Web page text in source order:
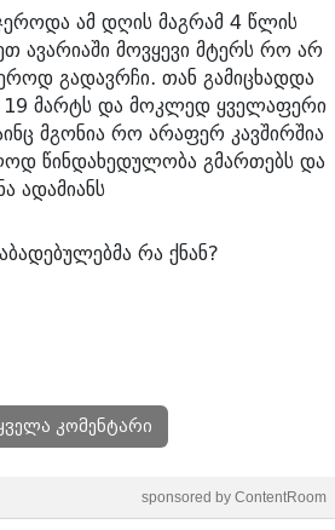
ამ დღის მაგრამ 4 წლის
ავარიაში მოვყევი მტერს რო არ
გადავრჩი. თან გამიცხადდა
19 მარტს და მოკლედ ყველაფერი
მგონია რო არაფერ კავშირშია
წინდახედულობა გმართებს და
ადამიანს
რა ქნან?
კომენტარი
sponsored by ContentRoom